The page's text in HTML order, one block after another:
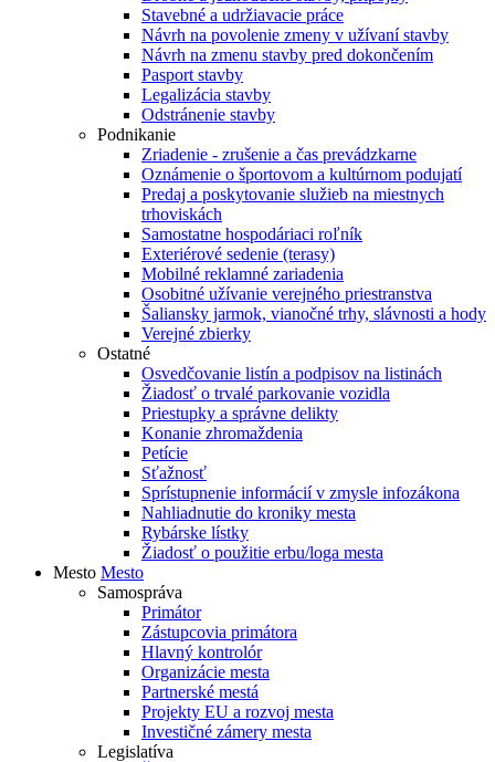
Stavebné a udržiavacie práce
Návrh na povolenie zmeny v užívaní stavby
Návrh na zmenu stavby pred dokončením
Pasport stavby
Legalizácia stavby
Odstránenie stavby
Podnikanie
Zriadenie - zrušenie a čas prevádzkarne
Oznámenie o športovom a kultúrnom podujatí
Predaj a poskytovanie služieb na miestnych
trhoviskách
Samostatne hospodáriaci roľník
Exteriérové sedenie (terasy)
Mobilné reklamné zariadenia
Osobitné užívanie verejného priestranstva
Šaliansky jarmok, vianočné trhy, slávnosti a hody
Verejné zbierky
Ostatné
Osvedčovanie listín a podpisov na listinách
Žiadosť o trvalé parkovanie vozidla
Priestupky a správne delikty
Konanie zhromaždenia
Petície
Sťažnosť
Sprístupnenie informácií v zmysle infozákona
Nahliadnutie do kroniky mesta
Rybárske lístky
Žiadosť o použitie erbu/loga mesta
Mesto Mesto
Samospráva
Primátor
Zástupcovia primátora
Hlavný kontrolór
Organizácie mesta
Partnerské mestá
Projekty EU a rozvoj mesta
Investičné zámery mesta
Legislatíva